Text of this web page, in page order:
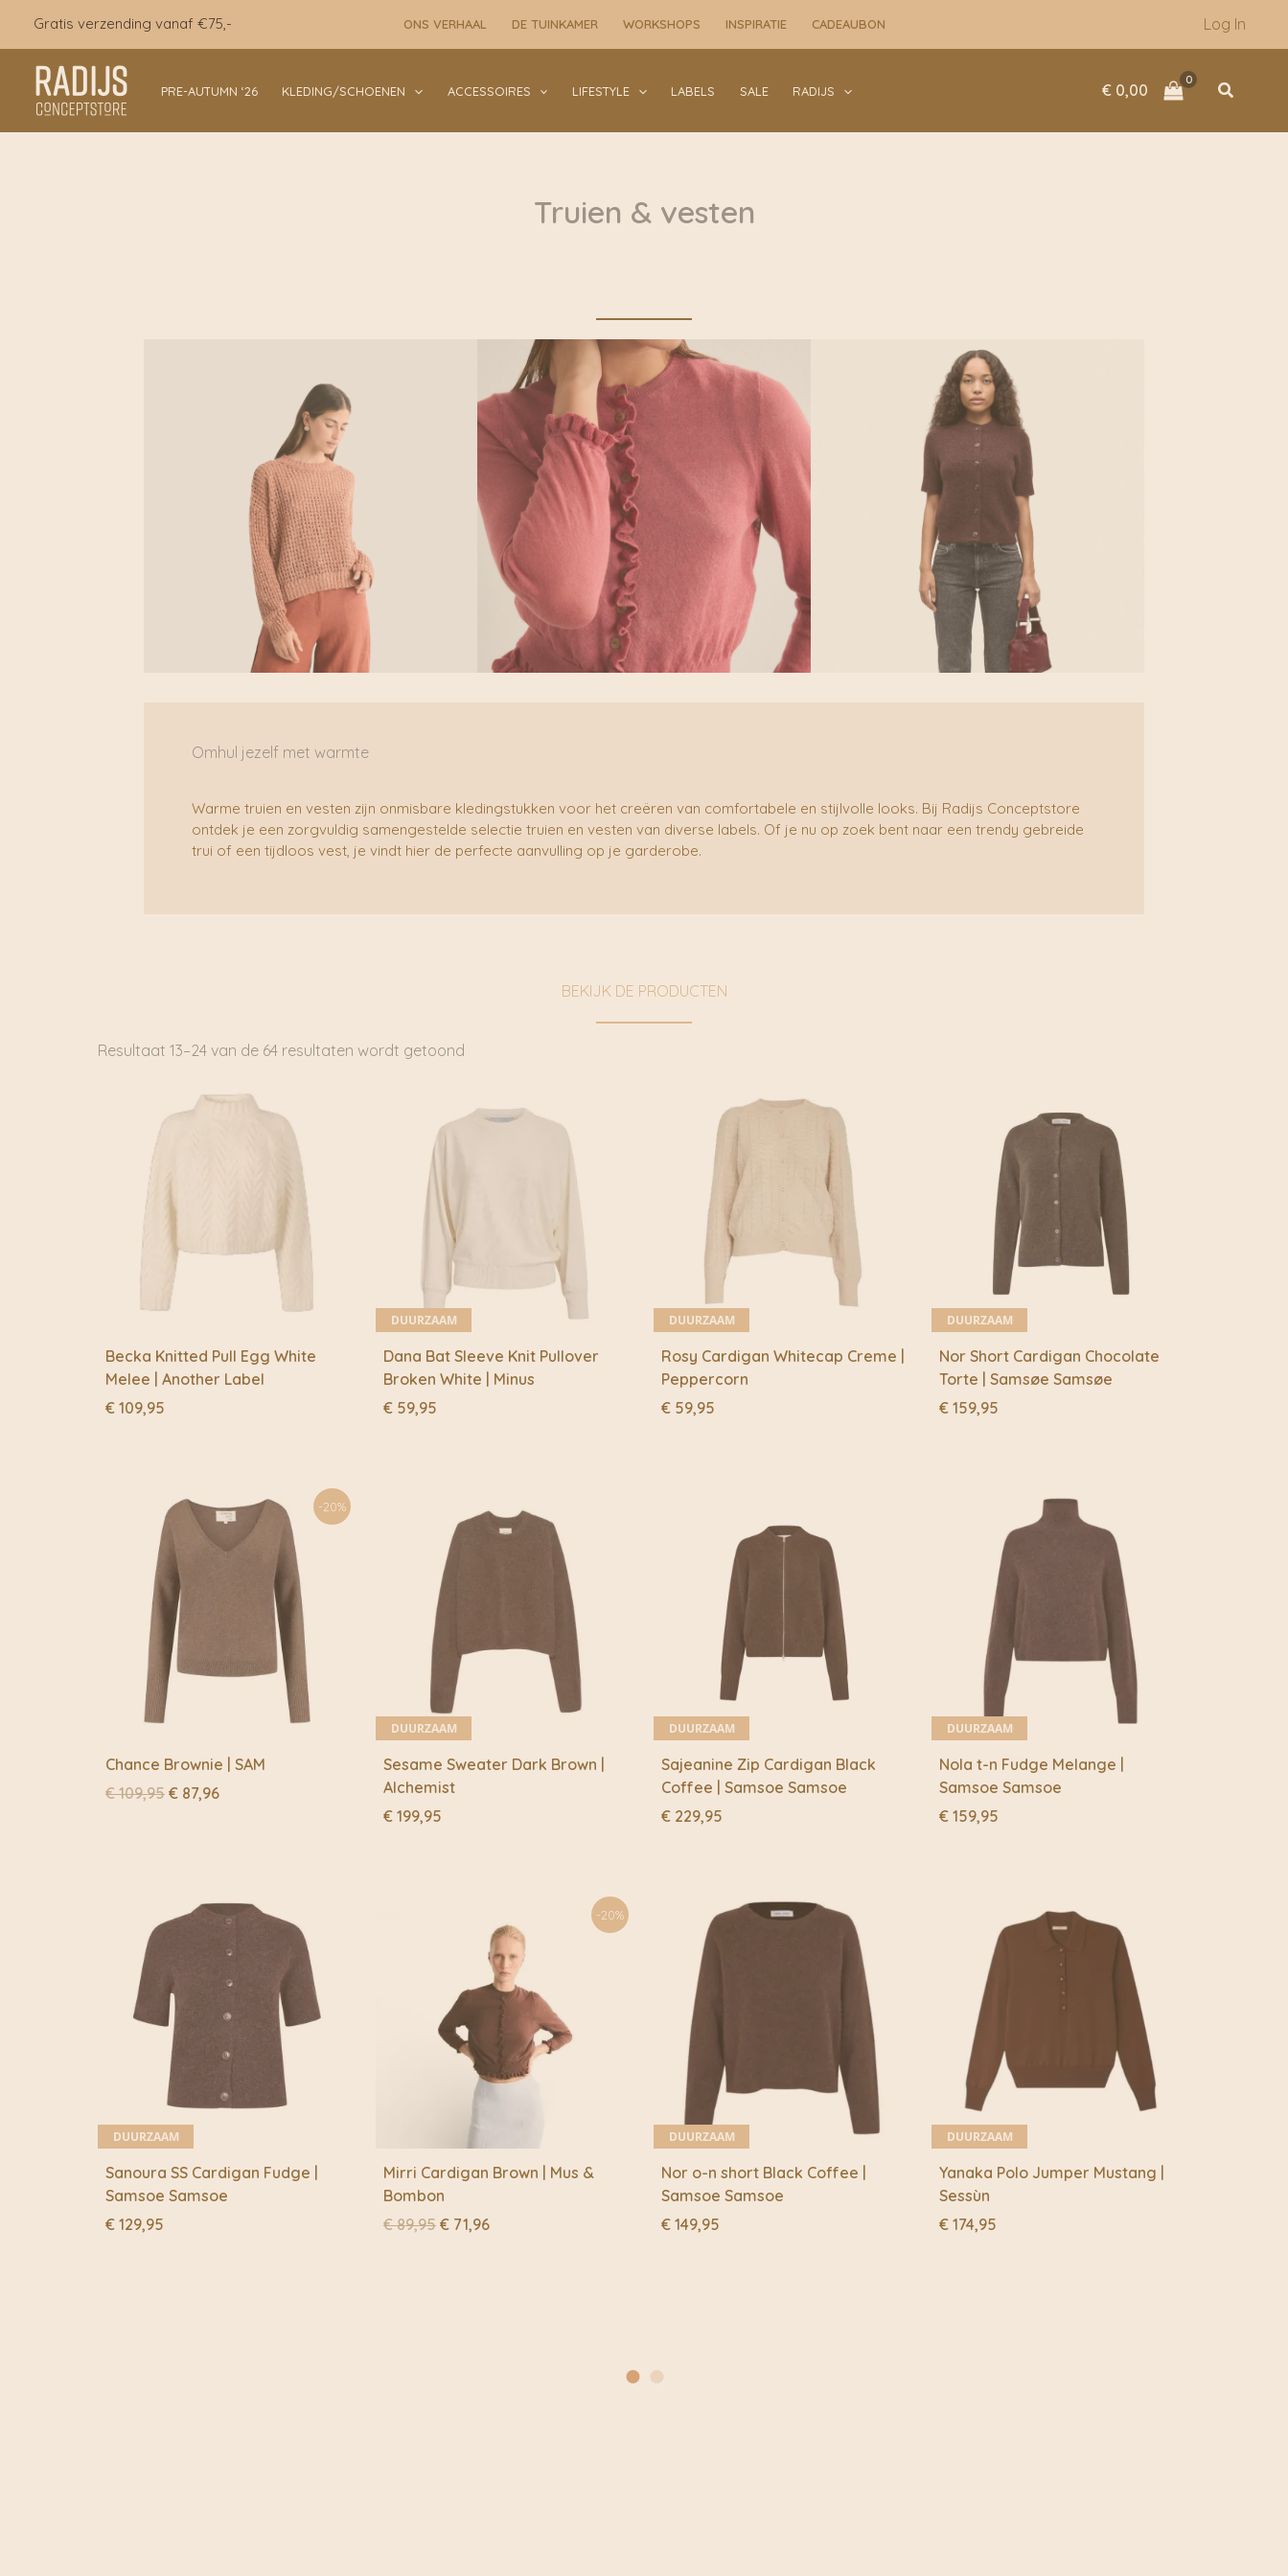
inhoud
Gratis verzending vanaf €75,- ONS VERHAAL DE TUINKAMER WORKSHOPS INSPIRATIE CADEAUBON Log In
PRE-AUTUMN ‘26 KLEDING/SCHOENEN ACCESSOIRES LIFESTYLE LABELS SALE RADIJS € 0,00 Zoeken
Truien & vesten
Omhul jezelf met warmte
Warme truien en vesten zijn onmisbare kledingstukken voor het creëren van comfortabele en stijlvolle looks. Bij Radijs Conceptstore
ontdek je een zorgvuldig samengestelde selectie truien en vesten van diverse labels. Of je nu op zoek bent naar een trendy gebreide
trui of een tijdloos vest, je vindt hier de perfecte aanvulling op je garderobe.
BEKIJK DE PRODUCTEN
Resultaat 13–24 van de 64 resultaten wordt getoond
Becka Knitted Pull Egg White
Melee | Another Label
€ 109,95
DUURZAAM
Dana Bat Sleeve Knit Pullover
Broken White | Minus
€ 59,95
DUURZAAM
Rosy Cardigan Whitecap Creme |
Peppercorn
€ 59,95
DUURZAAM
Nor Short Cardigan Chocolate
Torte | Samsøe Samsøe
€ 159,95
-20%
Chance Brownie | SAM
€109,95 Oorspronkelijke
€ 87,96Huidige
DUURZAAM
Sesame Sweater Dark Brown |
Alchemist
€ 199,95
DUURZAAM
Sajeanine Zip Cardigan Black
Coffee | Samsoe Samsoe
€ 229,95
DUURZAAM
Nola t-n Fudge Melange |
Samsoe Samsoe
€ 159,95
DUURZAAM
Sanoura SS Cardigan Fudge |
Samsoe Samsoe
€ 129,95
-20%
Mirri Cardigan Brown | Mus &
Bombon
€89,95 Oorspronkelijke
€ 71,96Huidige
DUURZAAM
Nor o-n short Black Coffee |
Samsoe Samsoe
€ 149,95
DUURZAAM
Yanaka Polo Jumper Mustang |
Sessùn
€ 174,95